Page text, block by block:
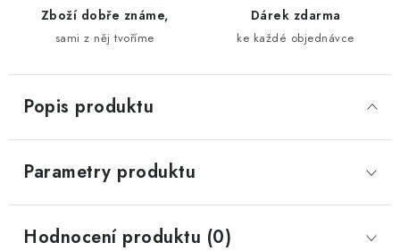
Zboží dobře známe,
sami z něj tvoříme
Dárek zdarma
ke každé objednávce
Popis produktu
Parametry produktu
Hodnocení produktu (0)